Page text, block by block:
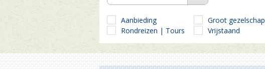
Aanbieding Groot gezelschap
Rondreizen | Tours
Vrijstaand